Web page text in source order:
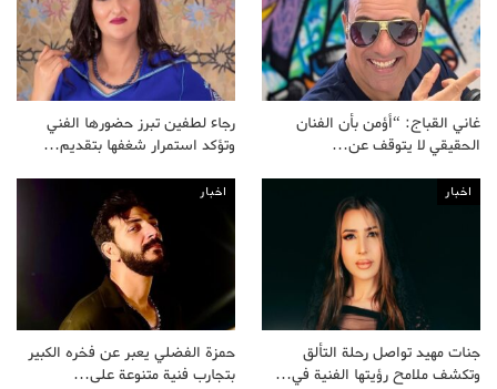
غاني القباج: “أؤمن بأن الفنان
الحقيقي لا يتوقف عن…
رجاء لطفين تبرز حضورها الفني
وتؤكد استمرار شغفها بتقديم…
اخبار
جنات مهيد تواصل رحلة التألق
وتكشف ملامح رؤيتها الفنية في…
اخبار
حمزة الفضلي يعبر عن فخره الكبير
بتجارب فنية متنوعة على…